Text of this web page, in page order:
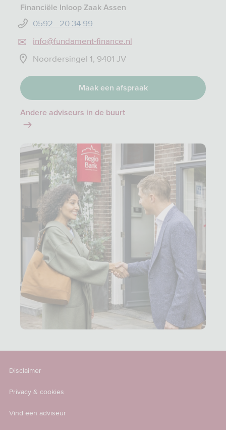
Financiële Inloop Zaak Assen
0592 - 20 34 99
info@fundament-finance.nl
Noordersingel 1, 9401 JV
Maak een afspraak
Andere adviseurs in de buurt
Disclaimer
Privacy & cookies
Vind een adviseur